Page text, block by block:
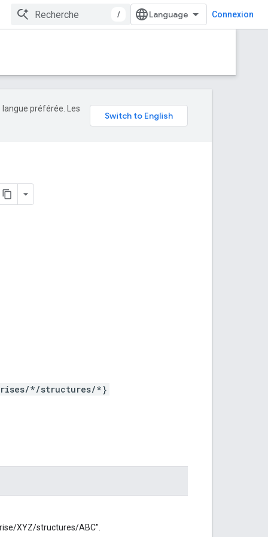
/ Connexion
préférée. Les
*/structures/*}
XYZ/structures/ABC".